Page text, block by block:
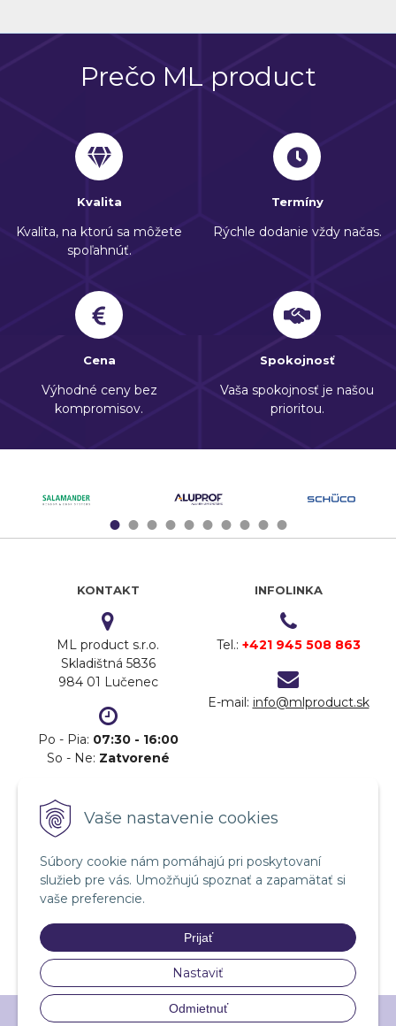
Vaše nastavenie cookies
Súbory cookie nám pomáhajú pri poskytovaní
služieb pre vás. Umožňujú spoznať a zapamätať si
vaše preferencie.
Prijať
Nastaviť
Odmietnuť
Prečo ML product
Kvalita
Kvalita, na ktorú sa môžete
spoľahnúť.
Termíny
Rýchle dodanie vždy načas.
Cena
Výhodné ceny bez
kompromisov.
Spokojnosť
Vaša spokojnosť je našou
prioritou.
12345678910
KONTAKT
ML product s.r.o.
Skladištná 5836
984 01 Lučenec
Po - Pia: 07:30 - 16:00
So - Ne: Zatvorené
INFOLINKA
Tel.: +421 945 508 863
E-mail: info@mlproduct.sk
© 2026 ML product